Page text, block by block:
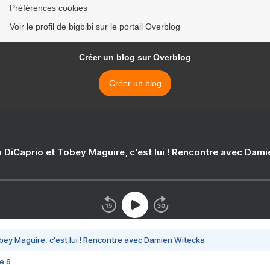
Préférences cookies
Voir le profil de bigbibi sur le portail Overblog
Créer un blog sur Overblog
Créer un blog
DiCaprio et Tobey Maguire, c'est lui ! Rencontre avec
Maguire, c'est lui ! Rencontre avec Damien Witecka
6